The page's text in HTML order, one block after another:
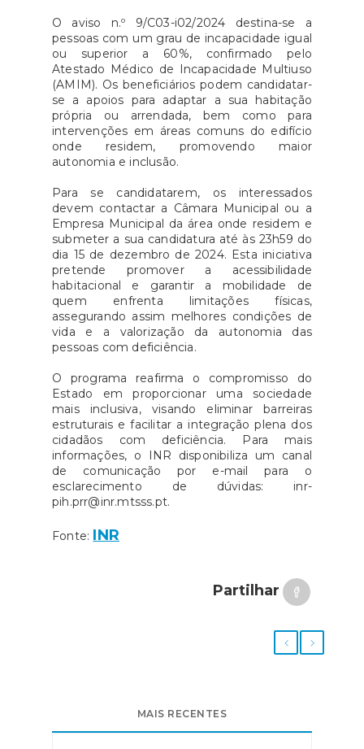
O aviso n.º 9/C03-i02/2024 destina-se a
pessoas com um grau de incapacidade igual
ou superior a 60%, confirmado pelo
Atestado Médico de Incapacidade Multiuso
(AMIM). Os beneficiários podem candidatar-
se a apoios para adaptar a sua habitação
própria ou arrendada, bem como para
intervenções em áreas comuns do edifício
onde residem, promovendo maior
autonomia e inclusão.
Para se candidatarem, os interessados
devem contactar a Câmara Municipal ou a
Empresa Municipal da área onde residem e
submeter a sua candidatura até às 23h59 do
dia 15 de dezembro de 2024. Esta iniciativa
pretende promover a acessibilidade
habitacional e garantir a mobilidade de
quem enfrenta limitações físicas,
assegurando assim melhores condições de
vida e a valorização da autonomia das
pessoas com deficiência.
O programa reafirma o compromisso do
Estado em proporcionar uma sociedade
mais inclusiva, visando eliminar barreiras
estruturais e facilitar a integração plena dos
cidadãos com deficiência. Para mais
informações, o INR disponibiliza um canal
de comunicação por e-mail para o
esclarecimento de dúvidas: inr-
pih.prr@inr.mtsss.pt.
Fonte: INR
Partilhar
MAIS RECENTES